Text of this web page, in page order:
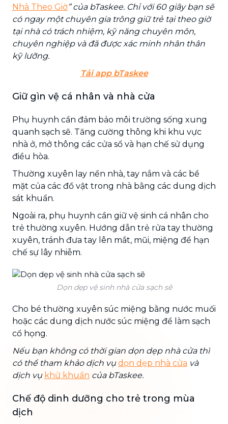
Nhà Theo Giờ” của bTaskee. Chỉ với 60 giây bạn sẽ
có ngay một chuyên gia trông giữ trẻ tại theo giờ
tại nhà có trách nhiệm, kỹ năng chuyên môn,
chuyên nghiệp và đã được xác minh nhân thân
kỹ lưỡng.
Tải app bTaskee
Giữ gìn vệ cá nhân và nhà cửa
Phụ huynh cần đảm bảo môi trường sống xung
quanh sạch sẽ. Tăng cường thông khi khu vực
nhà ở, mở thông các cửa sổ và hạn chế sử dụng
điều hòa.
Thường xuyên lay nền nhà, tay nắm và các bề
mặt của các đồ vật trong nhà bằng các dung dịch
sát khuẩn.
Ngoài ra, phụ huynh cần giữ vệ sinh cá nhân cho
trẻ thường xuyên. Hướng dẫn trẻ rửa tay thường
xuyên, tránh đưa tay lên mắt, mũi, miệng để hạn
chế sự lây nhiễm.
Dọn dẹp vệ sinh nhà cửa sạch sẽ
Cho bé thường xuyên súc miệng bằng nước muối
hoặc các dung dịch nước súc miệng để làm sạch
cổ họng.
Nếu bạn không có thời gian dọn dẹp nhà cửa thì
có thể tham khảo dịch vụ dọn dẹp nhà cửa và
dịch vụ khử khuẩn của bTaskee.
Chế độ dinh dưỡng cho trẻ trong mùa
dịch